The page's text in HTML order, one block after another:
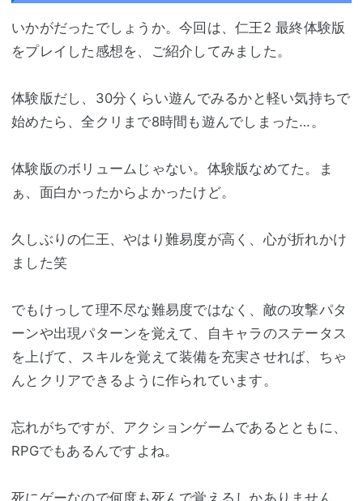
いかがだったでしょうか。今回は、仁王2 最終体験版
をプレイした感想を、ご紹介してみました。
体験版だし、30分くらい遊んでみるかと軽い気持ちで
始めたら、全クリまで8時間も遊んでしまった…。
体験版のボリュームじゃない。体験版なめてた。ま
ぁ、面白かったからよかったけど。
久しぶりの仁王、やはり難易度が高く、心が折れかけ
ました笑
でもけっして理不尽な難易度ではなく、敵の攻撃パタ
ーンや出現パターンを覚えて、自キャラのステータス
を上げて、スキルを覚えて装備を充実させれば、ちゃ
んとクリアできるように作られています。
忘れがちですが、アクションゲームであるとともに、
RPGでもあるんですよね。